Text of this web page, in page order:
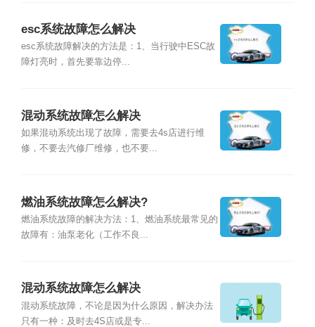
esc系统故障怎么解决
esc系统故障解决的方法是：1、当行驶中ESC故
障灯亮时，首先要靠边停...
混动系统故障怎么解决
如果混动系统出现了故障，需要去4s店进行维
修，不要去汽修厂维修，也不要...
燃油系统故障怎么解决?
燃油系统故障的解决方法：1、燃油系统最常见的
故障有：油泵老化（工作不良...
混动系统故障怎么解决
混动系统故障，不论是因为什么原因，解决办法
只有一种：及时去4S店或是专...